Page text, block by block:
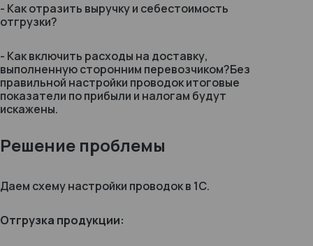
- Как отразить выручку и себестоимость
отгрузки?
- Как включить расходы на доставку,
выполненную сторонним перевозчиком?Без
правильной настройки проводок итоговые
показатели по прибыли и налогам будут
искажены.
Решение проблемы
Даем схему настройки проводок в 1С.
Отгрузка продукции: